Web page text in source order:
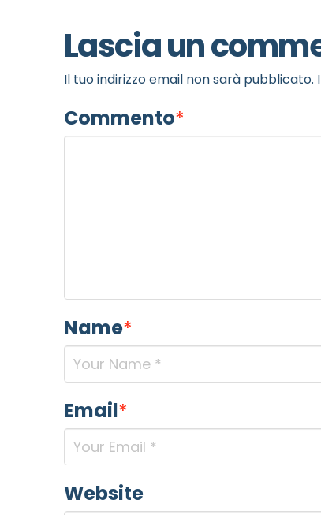
Lascia un
Il tuo indirizzo email non sarà pubblicato.
Commento*
Name*
Email*
Website